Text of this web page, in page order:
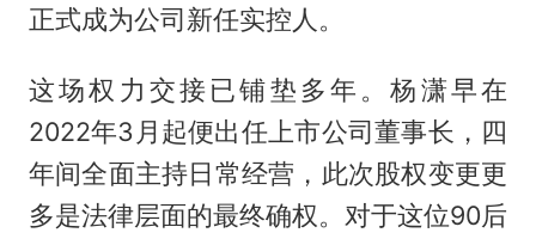
正式成为公司新任实控人。
这场权力交接已铺垫多年。杨潇早在
2022年3月起便出任上市公司董事长，四
年间全面主持日常经营，此次股权变更更
多是法律层面的最终确权。对于这位90后